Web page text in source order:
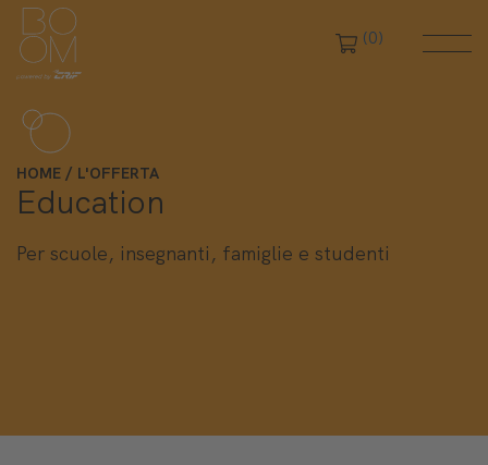
(0)
HOME L'OFFERTA
Education
Per scuole, insegnanti, famiglie e studenti
Chiudi filtri